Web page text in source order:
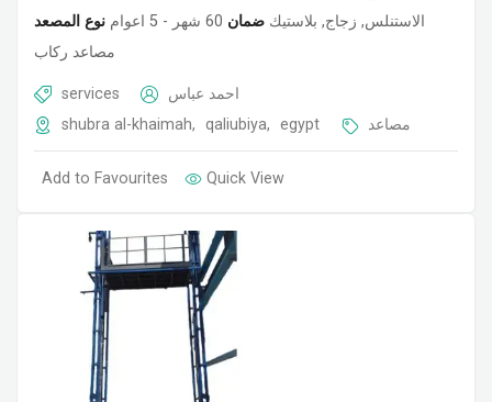
الاستنلس, زجاج, بلاستيك ضمان 60 شهر - 5 اعوام
نوع المصعد
مصاعد ركاب
services
احمد عباس
shubra al-khaimah, qaliubiya, egypt مصاعد
Add to Favourites Quick View